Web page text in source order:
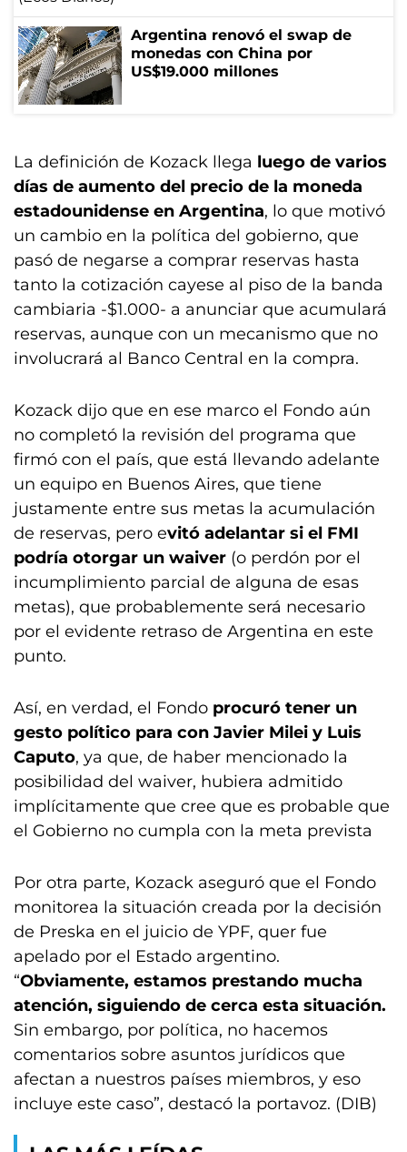
Argentina renovó el swap de
monedas con China por
US$19.000 millones
La definición de Kozack llega luego de varios
días de aumento del precio de la moneda
estadounidense en Argentina, lo que motivó
un cambio en la política del gobierno, que
pasó de negarse a comprar reservas hasta
tanto la cotización cayese al piso de la banda
cambiaria -$1.000- a anunciar que acumulará
reservas, aunque con un mecanismo que no
involucrará al Banco Central en la compra.
Kozack dijo que en ese marco el Fondo aún
no completó la revisión del programa que
firmó con el país, que está llevando adelante
un equipo en Buenos Aires, que tiene
justamente entre sus metas la acumulación
de reservas, pero evitó adelantar si el FMI
podría otorgar un waiver (o perdón por el
incumplimiento parcial de alguna de esas
metas), que probablemente será necesario
por el evidente retraso de Argentina en este
punto.
Así, en verdad, el Fondo procuró tener un
gesto político para con Javier Milei y Luis
Caputo, ya que, de haber mencionado la
posibilidad del waiver, hubiera admitido
implícitamente que cree que es probable que
el Gobierno no cumpla con la meta prevista
Por otra parte, Kozack aseguró que el Fondo
monitorea la situación creada por la decisión
de Preska en el juicio de YPF, quer fue
apelado por el Estado argentino.
“Obviamente, estamos prestando mucha
atención, siguiendo de cerca esta situación.
Sin embargo, por política, no hacemos
comentarios sobre asuntos jurídicos que
afectan a nuestros países miembros, y eso
incluye este caso”, destacó la portavoz. (DIB)